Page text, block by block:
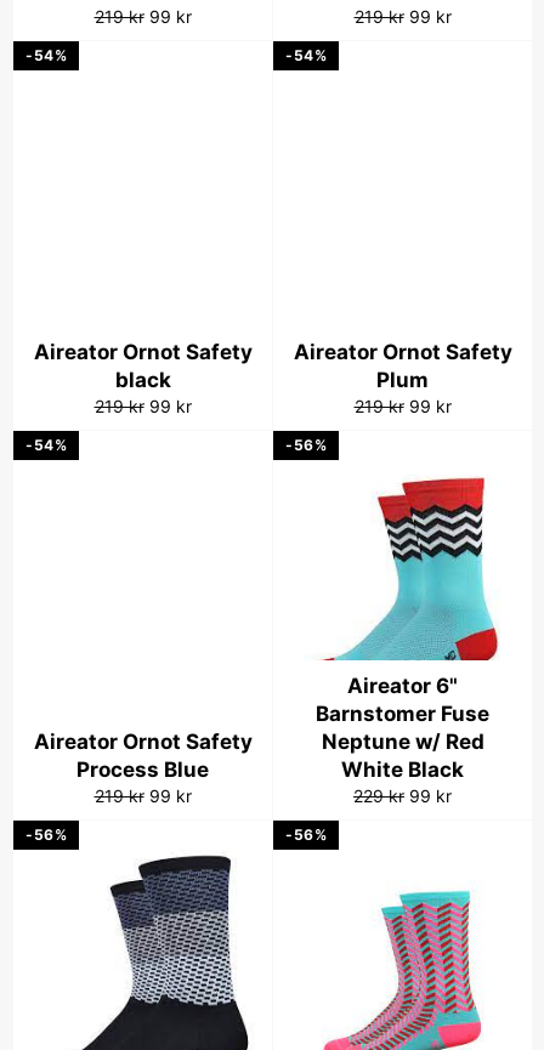
Vanlig
219 kr Salgspris
99 kr
Vanlig
219 kr Salgspris
99 kr
Aireator Ornot Safety
black
Vanlig
219 kr Salgspris
99 kr
-54%
Aireator Ornot Safety
Plum
Vanlig
219 kr Salgspris
99 kr
-54%
Aireator Ornot Safety
Process Blue
Vanlig
219 kr Salgspris
99 kr
-54%
Aireator 6"
Barnstomer Fuse
Neptune w/ Red
White Black
Vanlig
229 kr Salgspris
99 kr
-56%
-56% -56%